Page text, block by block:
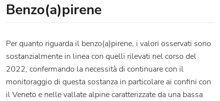
Benzo(a)pirene
Per quanto riguarda il benzo(a)pirene, i valori osservati sono
sostanzialmente in linea con quelli rilevati nel corso del
2022, confermando la necessità di continuare con il
monitoraggio di questa sostanza in particolare ai confini con
il Veneto e nelle vallate alpine caratterizzate da una bassa